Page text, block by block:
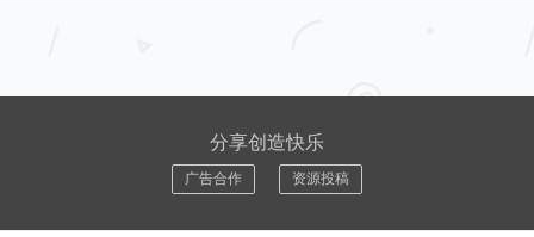
分享创造快乐
广告合作 资源投稿